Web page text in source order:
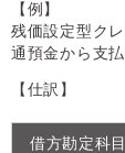
【例】
残価設定型ク
通預金から支
【仕訳】
借方勘定科目